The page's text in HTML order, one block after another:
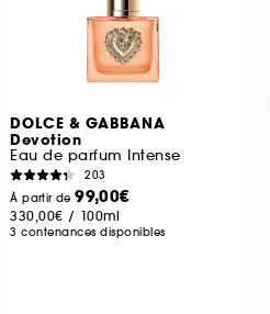
DOLCE & GABBANA
Devotion
Eau de parfum Intense
203
À partir de99,00€
330,00€ / 100ml
3 contenances disponibles